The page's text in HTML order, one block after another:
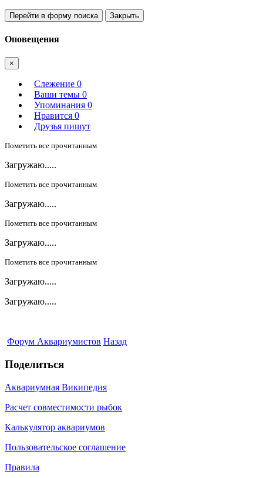
Перейти в форму поиска Закрыть
Оповещения
×
Слежение 0
Ваши темы 0
Упоминания 0
Нравится 0
Друзья пишут
Пометить все прочитанным
Загружаю.....
Пометить все прочитанным
Загружаю.....
Пометить все прочитанным
Загружаю.....
Пометить все прочитанным
Загружаю.....
Загружаю.....
Форум Аквариумистов Назад
Поделиться
Аквариумная Википедия
Расчет совместимости рыбок
Калькулятор аквариумов
Пользовательское соглашение
Правила